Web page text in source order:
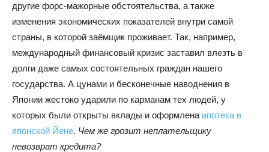
другие форс-мажорные обстоятельства, а также
изменения экономических показателей внутри самой
страны, в которой заёмщик проживает. Так, например,
международный финансовый кризис заставил влезть в
долги даже самых состоятельных граждан нашего
государства. А цунами и бесконечные наводнения в
Японии жестоко ударили по карманам тех людей, у
которых были открыты вклады и оформлена ипотека в
японской Йене. Чем же грозит неплательщику
невозврат кредита?